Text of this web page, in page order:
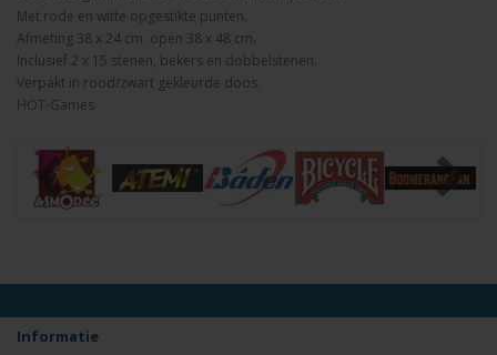
Met rode en witte opgestikte punten.
Afmeting 38 x 24 cm. open 38 x 48 cm.
Inclusief 2 x 15 stenen, bekers en dobbelstenen.
Verpakt in rood/zwart gekleurde doos.
HOT-Games
Informatie